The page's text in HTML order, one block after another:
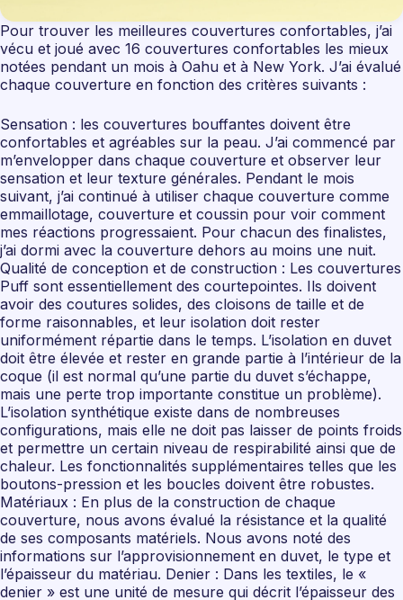
Pour trouver les meilleures couvertures confortables, j’ai
vécu et joué avec 16 couvertures confortables les mieux
notées pendant un mois à Oahu et à New York. J’ai évalué
chaque couverture en fonction des critères suivants :
Sensation : les couvertures bouffantes doivent être
confortables et agréables sur la peau. J’ai commencé par
m’envelopper dans chaque couverture et observer leur
sensation et leur texture générales. Pendant le mois
suivant, j’ai continué à utiliser chaque couverture comme
emmaillotage, couverture et coussin pour voir comment
mes réactions progressaient. Pour chacun des finalistes,
j’ai dormi avec la couverture dehors au moins une nuit.
Qualité de conception et de construction : Les couvertures
Puff sont essentiellement des courtepointes. Ils doivent
avoir des coutures solides, des cloisons de taille et de
forme raisonnables, et leur isolation doit rester
uniformément répartie dans le temps. L’isolation en duvet
doit être élevée et rester en grande partie à l’intérieur de la
coque (il est normal qu’une partie du duvet s’échappe,
mais une perte trop importante constitue un problème).
L’isolation synthétique existe dans de nombreuses
configurations, mais elle ne doit pas laisser de points froids
et permettre un certain niveau de respirabilité ainsi que de
chaleur. Les fonctionnalités supplémentaires telles que les
boutons-pression et les boucles doivent être robustes.
Matériaux : En plus de la construction de chaque
couverture, nous avons évalué la résistance et la qualité
de ses composants matériels. Nous avons noté des
informations sur l’approvisionnement en duvet, le type et
l’épaisseur du matériau. Denier : Dans les textiles, le «
denier » est une unité de mesure qui décrit l’épaisseur des